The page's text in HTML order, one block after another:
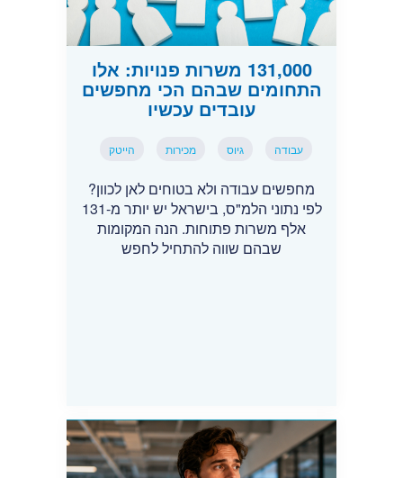
131,000 משרות פנויות: אלו
התחומים שבהם הכי מחפשים
עובדים עכשיו
עבודה גיוס מכירות הייטק
מחפשים עבודה ולא בטוחים לאן לכוון?
לפי נתוני הלמ"ס, בישראל יש יותר מ-131
אלף משרות פתוחות. הנה המקומות
שבהם שווה להתחיל לחפש